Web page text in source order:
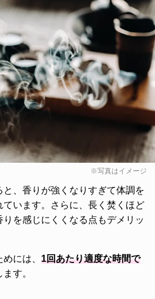
※写真はイメージ
、香りが強くなりすぎて体調を
ています。さらに、長く焚くほど
を感じにくくなる点もデメリッ
には、 1回あたり適度な時間で
す。